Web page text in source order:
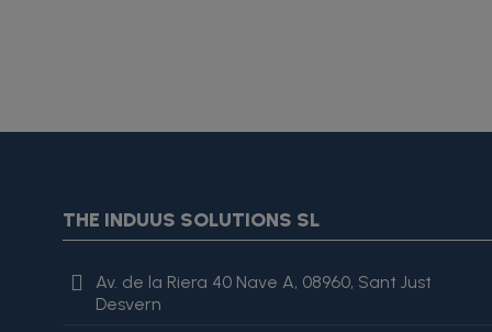
THE INDUUS SOLUTIONS SL
Av. de la Riera 40 Nave A, 08960, Sant Just
Desvern
"review": { "@type": "Review", "author": { "@type": "Person",
es excelente, lo recomiendo totalmente." }